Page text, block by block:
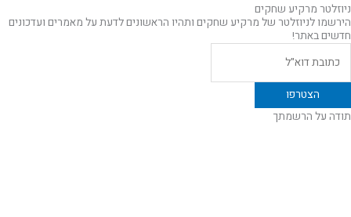
ניוזלטר מרקיע שחקים
הירשמו לניוזלטר של מרקיע שחקים ותהיו הראשונים לדעת על מאמרים ועדכונים
חדשים באתר!
תודה על הרשמתך